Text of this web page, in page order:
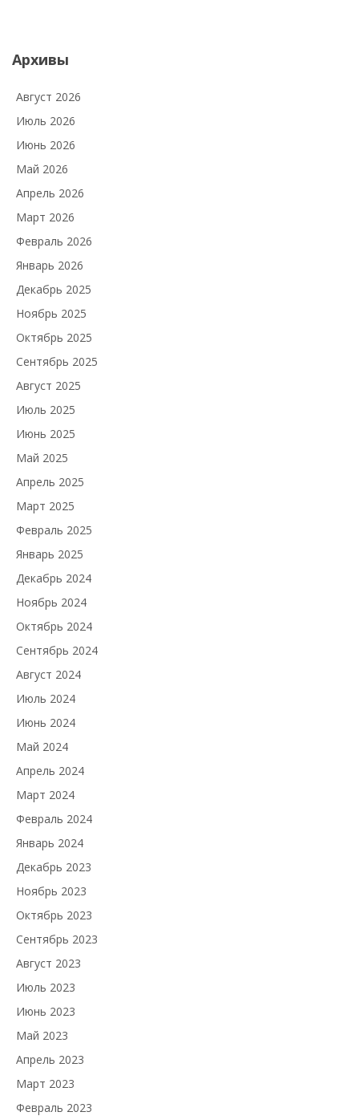
Архивы
Август 2026
Июль 2026
Июнь 2026
Май 2026
Апрель 2026
Март 2026
Февраль 2026
Январь 2026
Декабрь 2025
Ноябрь 2025
Октябрь 2025
Сентябрь 2025
Август 2025
Июль 2025
Июнь 2025
Май 2025
Апрель 2025
Март 2025
Февраль 2025
Январь 2025
Декабрь 2024
Ноябрь 2024
Октябрь 2024
Сентябрь 2024
Август 2024
Июль 2024
Июнь 2024
Май 2024
Апрель 2024
Март 2024
Февраль 2024
Январь 2024
Декабрь 2023
Ноябрь 2023
Октябрь 2023
Сентябрь 2023
Август 2023
Июль 2023
Июнь 2023
Май 2023
Апрель 2023
Март 2023
Февраль 2023